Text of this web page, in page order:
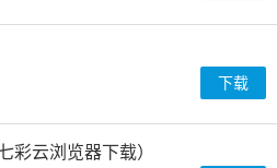
下载
彩云浏览器下载）